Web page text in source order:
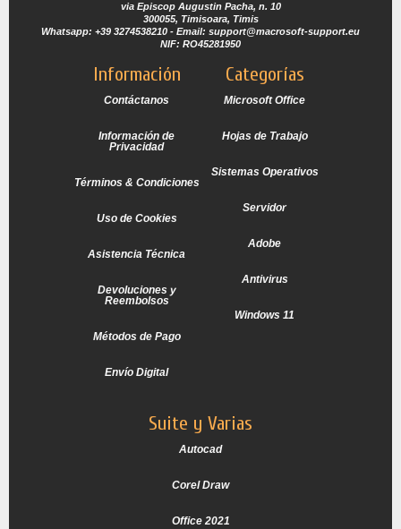
via Episcop Augustin Pacha, n. 10
300055, Timisoara, Timis
Whatsapp: +39 3274538210 - Email: support@macrosoft-support.eu
NIF: RO45281950
Información
Contáctanos
Información de
Privacidad
Términos & Condiciones
Uso de Cookies
Asistencia Técnica
Devoluciones y
Reembolsos
Métodos de Pago
Envío Digital
Categorías
Microsoft Office
Hojas de Trabajo
Sistemas Operativos
Servidor
Adobe
Antivirus
Windows 11
Suite y Varias
Autocad
Corel Draw
Office 2021